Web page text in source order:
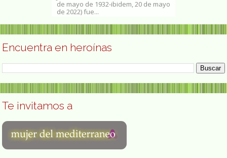
de mayo de 1932-ibidem, 20 de mayo
de 2022)​ fue...
Encuentra en heroínas
Te invitamos a